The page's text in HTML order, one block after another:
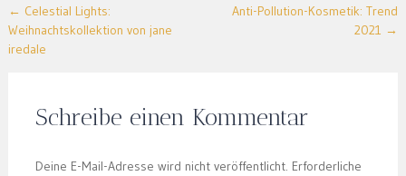
Post
navigation
← Celestial Lights:
Weihnachtskollektion von jane
iredale
Anti-Pollution-Kosmetik: Trend
2021 →
Schreibe einen Kommentar
Deine E-Mail-Adresse wird nicht veröffentlicht. Erforderliche